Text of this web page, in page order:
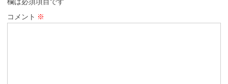
欄は必須項目です
コメント ※